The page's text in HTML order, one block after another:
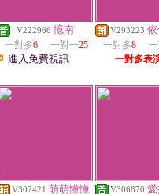
V222966 憶南
一對多6 一對一25
進入免費視訊
V293223
一對多8
一對多表
V307421 萌萌懂懂 V306870